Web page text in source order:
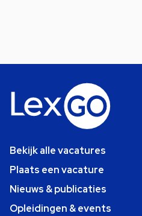
Bekijk alle vacatures
Plaats een vacature
Nieuws & publicaties
Opleidingen & events